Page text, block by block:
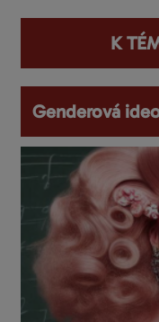
K
Genderová